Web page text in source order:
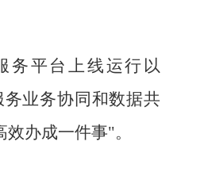
务平台上线运行以
业务协同和数据共
办成一件事"。